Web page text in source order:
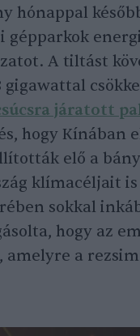
hónappal
gépparkok
A tiltást
járatott
hogy Kínában
elő a
klímacéljait
sokkal
hogy az
amelyre a